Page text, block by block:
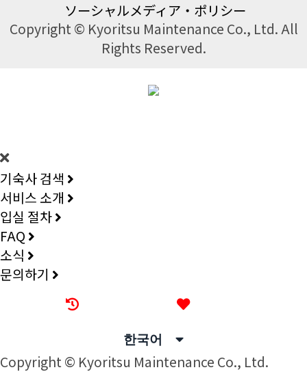
ソーシャルメディア・ポリシー
Copyright © Kyoritsu Maintenance Co., Ltd. All
Rights Reserved.
기숙사 검색
서비스 소개
입실 절차
FAQ
소식
문의하기
한국어
Copyright © Kyoritsu Maintenance Co., Ltd.